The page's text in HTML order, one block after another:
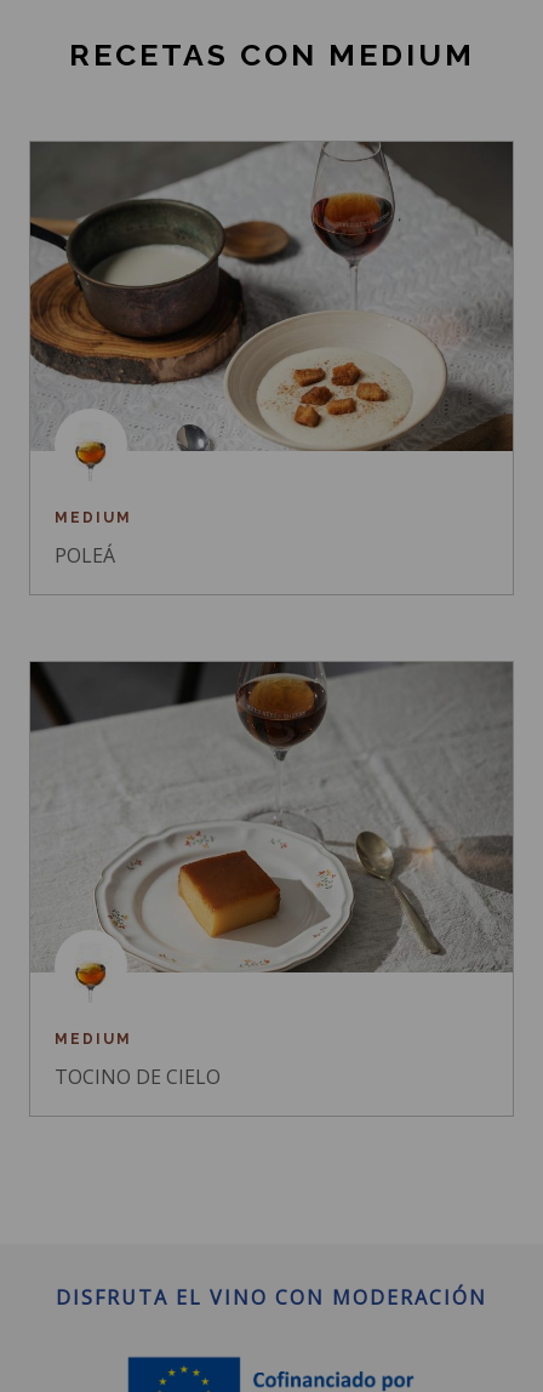
RECETAS CON MEDIUM
MEDIUM
POLEÁ
MEDIUM
TOCINO DE CIELO
DISFRUTA EL VINO CON MODERACIÓN